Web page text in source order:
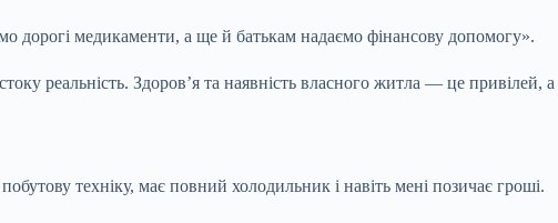
дорогі медикаменти, а ще й батькам надаємо фінансову допомогу».
реальність. Здоров’я та наявність власного житла — це привілей, а
техніку, має повний холодильник і навіть мені позичає гроші.